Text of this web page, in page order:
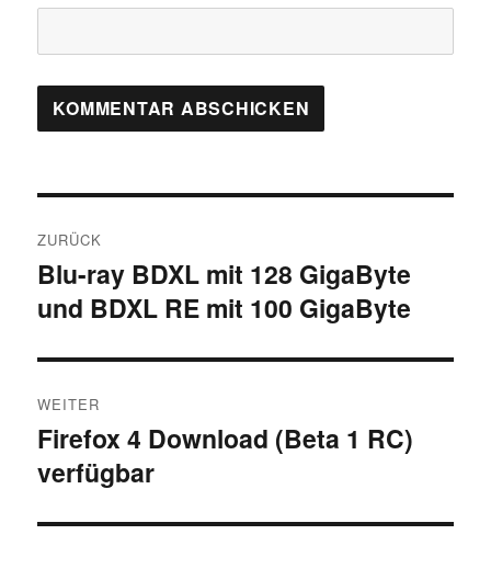
ZURÜCK
Vorheriger
Beitrag:
Blu-ray BDXL mit 128 GigaByte
und BDXL RE mit 100 GigaByte
WEITER
Nächster
Beitrag:
Firefox 4 Download (Beta 1 RC)
verfügbar